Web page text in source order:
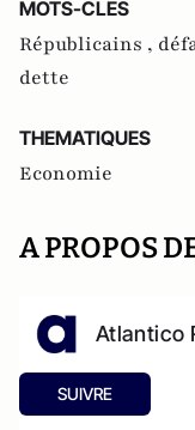
MOTS-CLES
Républicains ,
dette
THEMATIQUES
Economie
A PROPOS
Atlantico
SUIVRE